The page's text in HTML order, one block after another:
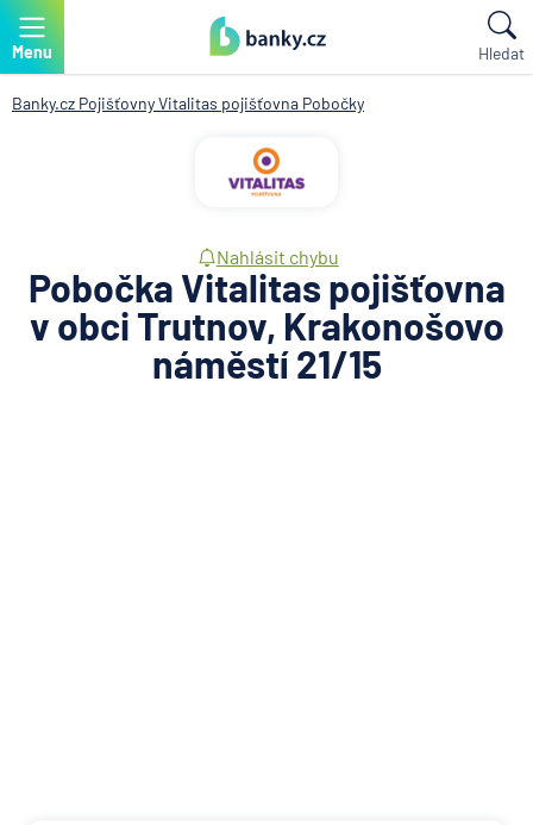
Menu Hledat
Banky.cz PojišťovnyVitalitas pojišťovna Pobočky
Nahlásit chybu
Pobočka Vitalitas pojišťovna
v obci Trutnov, Krakonošovo
náměstí 21/15